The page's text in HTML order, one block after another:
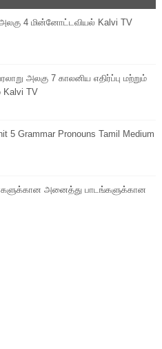
அலகு 4 மின்னோட்டவியல் Kalvi TV
அலகு 7 காலனிய எதிர்ப்பு மற்றும்
TV
5 Grammar Pronouns Tamil Medium
அனைத்து பாடங்களுக்கான